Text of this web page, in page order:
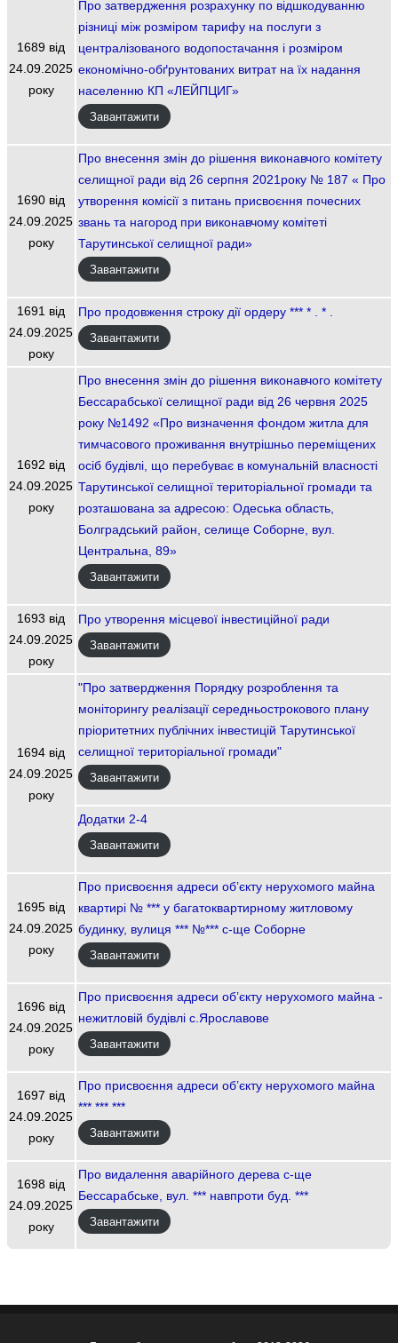
1689 від
24.09.2025
року
Про затвердження розрахунку по відшкодуванню
різниці між розміром тарифу на послуги з
централізованого водопостачання і розміром
економічно-обґрунтованих витрат на їх надання
населенню КП «ЛЕЙПЦИГ»
Завантажити
1690 від
24.09.2025
року
Про внесення змін до рішення виконавчого комітету
селищної ради від 26 серпня 2021року № 187 « Про
утворення комісії з питань присвоєння почесних
звань та нагород при виконавчому комітеті
Тарутинської селищної ради»
Завантажити
1691 від
24.09.2025
року
Про продовження строку дії ордеру *** * . * .
Завантажити
1692 від
24.09.2025
року
Про внесення змін до рішення виконавчого комітету
Бессарабської селищної ради від 26 червня 2025
року №1492 «Про визначення фондом житла для
тимчасового проживання внутрішньо переміщених
осіб будівлі, що перебуває в комунальній власності
Тарутинської селищної територіальної громади та
розташована за адресою: Одеська область,
Болградський район, селище Соборне, вул.
Центральна, 89»
Завантажити
1693 від
24.09.2025
року
Про утворення місцевої інвестиційної ради
Завантажити
1694 від
24.09.2025
року
"Про затвердження Порядку розроблення та
моніторингу реалізації середньострокового плану
пріоритетних публічних інвестицій Тарутинської
селищної територіальної громади"
Завантажити
Додатки 2-4
Завантажити
1695 від
24.09.2025
року
Про присвоєння адреси об’єкту нерухомого майна
квартирі № *** у багатоквартирному житловому
будинку, вулиця *** №*** с-ще Соборне
Завантажити
1696 від
24.09.2025
року
Про присвоєння адреси об’єкту нерухомого майна -
нежитловій будівлі с.Ярославове
Завантажити
1697 від
24.09.2025
року
Про присвоєння адреси об’єкту нерухомого майна
*** *** ***
Завантажити
1698 від
24.09.2025
року
Про видалення аварійного дерева с-ще
Бессарабське, вул. *** навпроти буд. ***
Завантажити